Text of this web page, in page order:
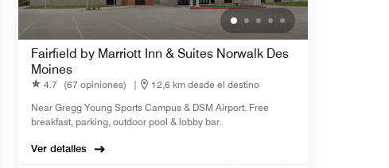
Fairfield by Marriott Inn & Suites Norwalk Des
Moines
4.7 (67 opiniones) |
12,6 km desde el destino
Near Gregg Young Sports Campus & DSM Airport. Free
breakfast, parking, outdoor pool & lobby bar.
Ver detalles